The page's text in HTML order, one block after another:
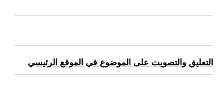
التعليق والتصويت على الموضوع في الموقع الرئيسي